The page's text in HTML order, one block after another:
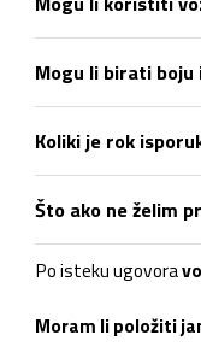
Mogu li birati boju
Koliki je rok
Što ako ne želim
Po isteku ugovora
Moram li položiti